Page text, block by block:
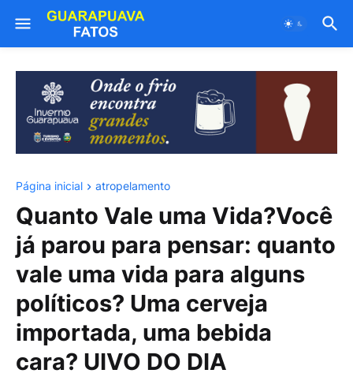
Página inicial atropelamento
Quanto Vale uma Vida?Você
já parou para pensar: quanto
vale uma vida para alguns
políticos? Uma cerveja
importada, uma bebida
cara? UIVO DO DIA